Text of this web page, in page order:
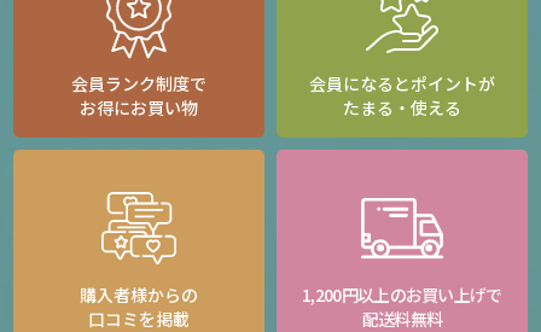
会員ランク制度で
お得にお買い物
会員になるとポイントが
たまる・使える
購入者様からの
口コミを掲載
1,200円以上のお買い上げで
配送料無料